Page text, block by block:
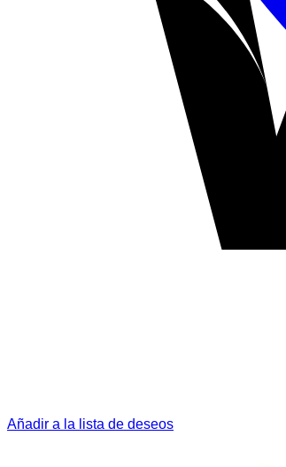
Añadir a la lista de deseos